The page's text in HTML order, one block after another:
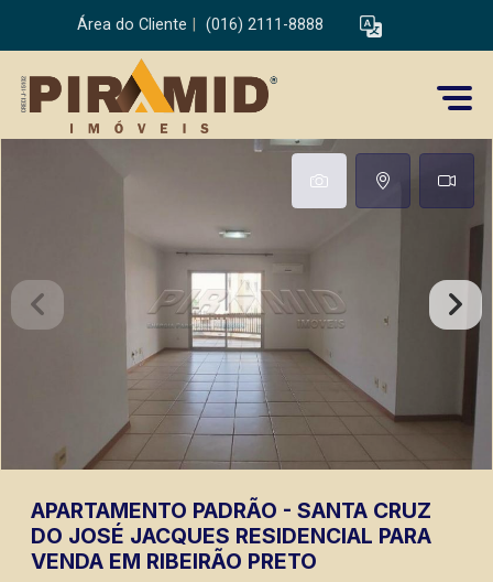
Área do Cliente (016) 2111-8888
APARTAMENTO PADRÃO - SANTA CRUZ
DO JOSÉ JACQUES RESIDENCIAL PARA
VENDA EM RIBEIRÃO PRETO